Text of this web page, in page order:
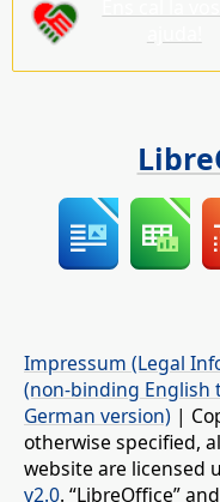
Impressum (Legal
(non-binding English
German version) |
otherwise specified,
website are licensed
v2.0. “LibreOffice”